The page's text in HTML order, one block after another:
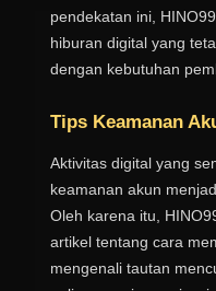
pendekatan ini,
hiburan digital yang
dengan kebutuhan
Tips Keamanan
Aktivitas digital yang
keamanan akun
Oleh karena itu,
artikel tentang cara
mengenali tautan